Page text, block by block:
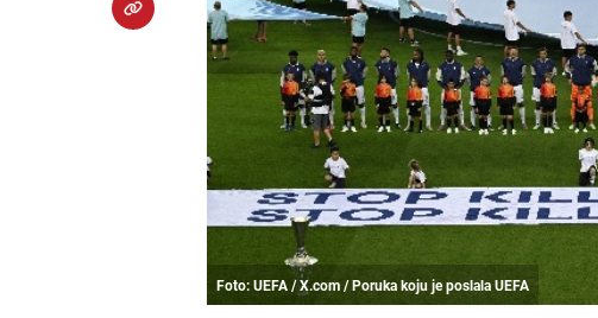
Foto: UEFA / X.com / Poruka koju je poslala UEFA